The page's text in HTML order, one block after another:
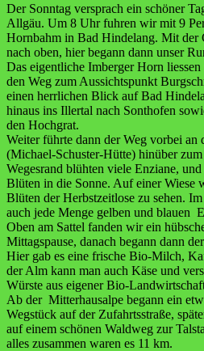
Der Sonntag versprach ein schöner
Allgäu. Um 8 Uhr fuhren wir mit 9
Hornbahm in Bad Hindelang. Mit der
nach oben, hier begann dann unser
Das eigentliche Imberger Horn
den Weg zum Aussichtspunkt
einen herrlichen Blick auf Bad
hinaus ins Illertal nach Sonthofen
den Hochgrat.
Weiter führte dann der Weg vorbei an
(Michael-Schuster-Hütte) hinüber
Wegesrand blühten viele Enziane,
Blüten in die Sonne. Auf einer Wiese
Blüten der Herbstzeitlose zu sehen.
auch jede Menge gelben und blauen
Oben am Sattel fanden wir ein
Mittagspause, danach begann dann
Hier gab es eine frische Bio-Milch,
der Alm kann man auch Käse und
Würste aus eigener Bio-
Ab der Mitterhausalpe begann ein
Wegstück auf der Zufahrtsstraße,
auf einem schönen Waldweg zur
alles zusammen waren es 11 km.